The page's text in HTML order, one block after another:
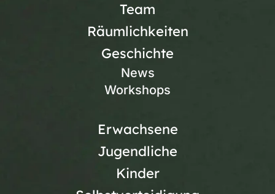
Team
Räumlichkeiten
Geschichte
News
Workshops
Erwachsene
Jugendliche
Kinder